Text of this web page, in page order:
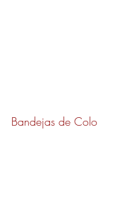
Bandejas de Colo